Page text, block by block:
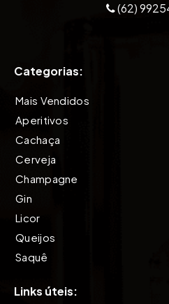
(62)
Categorias:
Mais Vendidos
Aperitivos
Cachaça
Cerveja
Champagne
Gin
Licor
Queijos
Saquê
Vinho
Links úteis: